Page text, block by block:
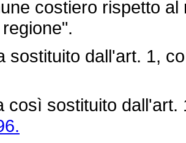
costiero rispetto al
sostituito dall'art. 1,
così sostituito